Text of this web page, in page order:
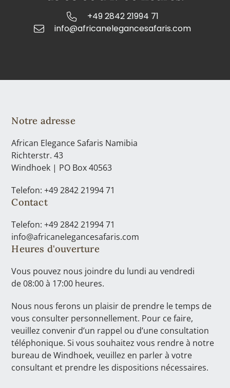
+49 2842 21994 71
info@africanelegancesafaris.com
Notre adresse
African Elegance Safaris Namibia
Richterstr. 43
Windhoek | PO Box 40563
Telefon: +49 2842 21994 71
Contact
Telefon: +49 2842 21994 71
info@africanelegancesafaris.com
Heures d'ouverture
Vous pouvez nous joindre du lundi au vendredi
de 08:00 à 17:00 heures.
Nous nous ferons un plaisir de prendre le temps de
vous consulter personnellement. Pour ce faire,
veuillez convenir d’un rappel ou d’une consultation
téléphonique. Si vous souhaitez vous rendre à notre
bureau de Windhoek, veuillez en parler à votre
consultant et prendre les dispositions nécessaires.